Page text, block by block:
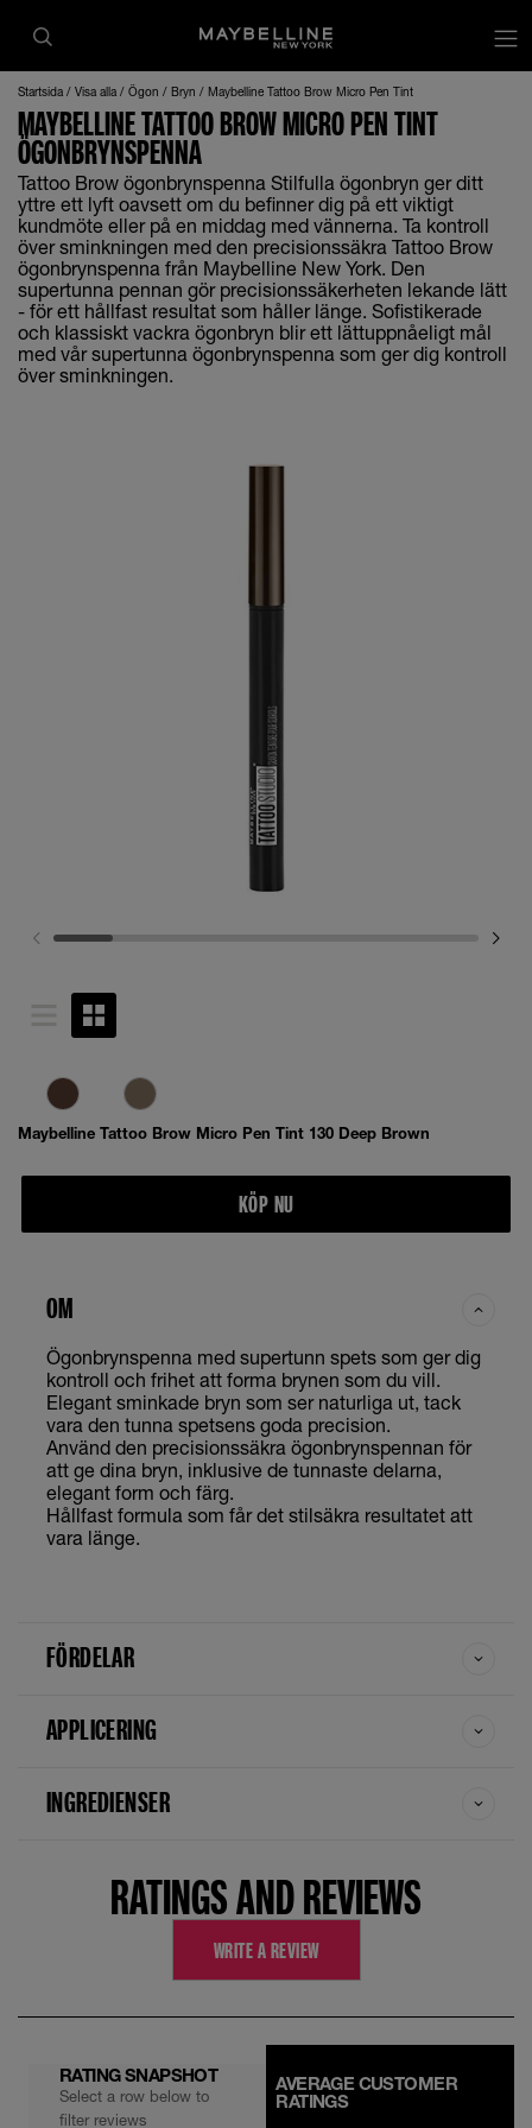
Startsida Visa alla Ögon Bryn Maybelline Tattoo Brow Micro Pen Tint
MAYBELLINE TATTOO BROW MICRO PEN TINT
ÖGONBRYNSPENNA
Tattoo Brow ögonbrynspenna Stilfulla ögonbryn ger ditt
yttre ett lyft oavsett om du befinner dig på ett viktigt
kundmöte eller på en middag med vännerna. Ta kontroll
över sminkningen med den precisionssäkra Tattoo Brow
ögonbrynspenna från Maybelline New York. Den
supertunna pennan gör precisionssäkerheten lekande lätt
- för ett hållfast resultat som håller länge. Sofistikerade
och klassiskt vackra ögonbryn blir ett lättuppnåeligt mål
med vår supertunna ögonbrynspenna som ger dig kontroll
över sminkningen.
Maybelline Tattoo Brow Micro Pen Tint 130 Deep Brown
KÖP NU
OM
Ögonbrynspenna med supertunn spets som ger dig
kontroll och frihet att forma brynen som du vill.
Elegant sminkade bryn som ser naturliga ut, tack
vara den tunna spetsens goda precision.
Använd den precisionssäkra ögonbrynspennan för
att ge dina bryn, inklusive de tunnaste delarna,
elegant form och färg.
Hållfast formula som får det stilsäkra resultatet att
vara länge.
FÖRDELAR
APPLICERING
INGREDIENSER
RATINGS AND REVIEWS
WRITE A REVIEW
RATING SNAPSHOT
Select a row below to
filter reviews
AVERAGE CUSTOMER
RATINGS